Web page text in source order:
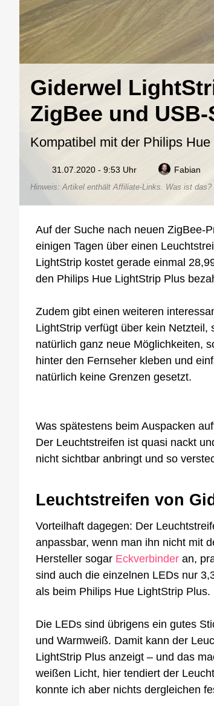
Giderwel
ZigBee und
Kompatibel mit der Philips Hue
31.07.2020 - 9:53 Uhr Fabian
Hinweis: Artikel enthält Affiliate-Links. Was ist das?
Auf der Suche nach neuen ZigBee-
einigen Tagen über einen
LightStrip kostet gerade einmal
den Philips Hue LightStrip Plus
Zudem gibt einen weiteren
LightStrip verfügt über kein
natürlich ganz neue Möglichkeiten,
hinter den Fernseher kleben und
natürlich keine Grenzen gesetzt.
Was spätestens beim Auspacken
Der Leuchtstreifen ist quasi nackt
nicht sichtbar anbringt und so
Leuchtstreifen von
Vorteilhaft dagegen: Der
anpassbar, wenn man ihn nicht mit
Hersteller sogar Eckverbinder an,
sind auch die einzelnen LEDs nur
als beim Philips Hue LightStrip
Die LEDs sind übrigens ein gutes
und Warmweiß. Damit kann der
LightStrip Plus anzeigt – und das
weißen Licht, hier tendiert der
konnte ich aber nichts dergleichen